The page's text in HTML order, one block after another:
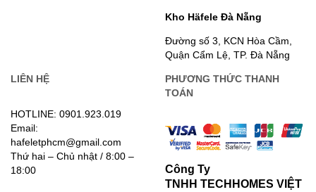
Kho Häfele Đà Nẵng
Đường số 3, KCN Hòa Cầm,
Quận Cẩm Lệ, TP. Đà Nẵng
LIÊN HỆ
HOTLINE: 0901.923.019
Email:
hafeletphcm@gmail.com
Thứ hai – Chủ nhật / 8:00 –
18:00
PHƯƠNG THỨC THANH
TOÁN
Công Ty
TNHH TECHHOMES VIỆT